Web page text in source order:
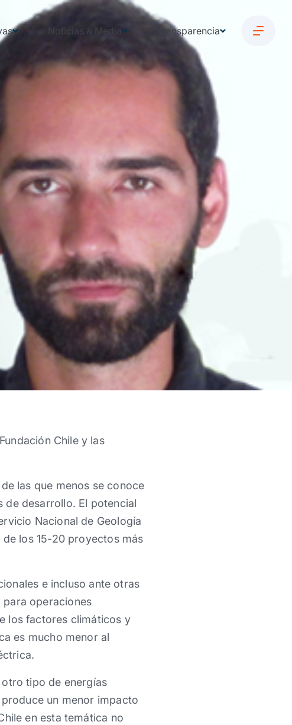
Noticias & Media Transparencia
Chile y las
las que menos se conoce
de desarrollo. El potencial
Nacional de Geología
de los 15-20 proyectos más
e incluso ante otras
para operaciones
los factores climáticos y
es mucho menor al
tipo de energías
un menor impacto
en esta temática no